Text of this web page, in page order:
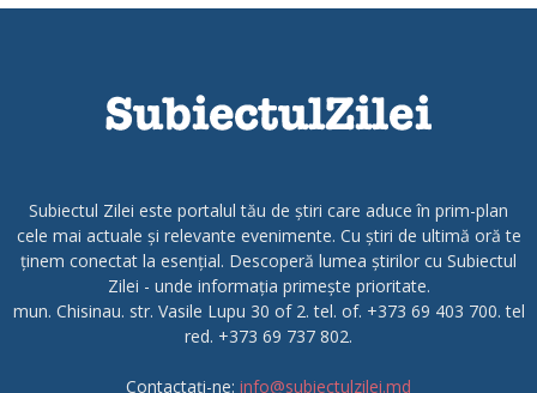
Subiectul Zilei este portalul tău de știri care aduce în prim-plan
cele mai actuale și relevante evenimente. Cu știri de ultimă oră te
ținem conectat la esențial. Descoperă lumea știrilor cu Subiectul
Zilei - unde informația primește prioritate.
mun. Chisinau. str. Vasile Lupu 30 of 2. tel. of. +373 69 403 700. tel
red. +373 69 737 802.
Contactați-ne: info@subiectulzilei.md